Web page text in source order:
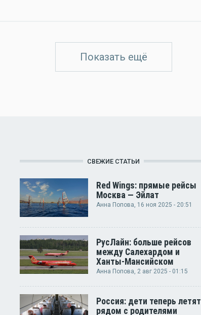
Показать ещё
СВЕЖИЕ СТАТЬИ
Red Wings: прямые рейсы
Москва — Эйлат
Анна Попова , 16 ноя 2025 - 20:51
РусЛайн: больше рейсов
между Салехардом и
Ханты-Мансийском
Анна Попова , 2 авг 2025 - 01:15
Россия: дети теперь летят
рядом с родителями